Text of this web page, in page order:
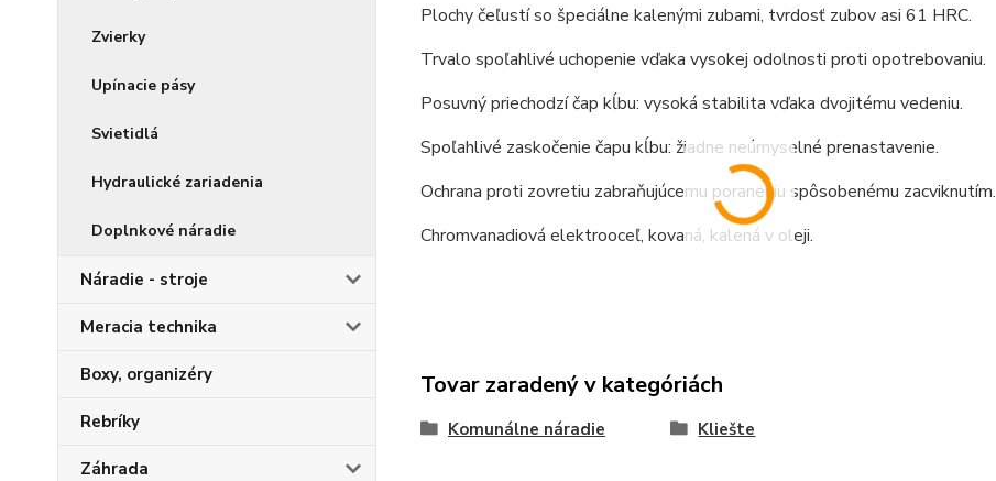
Zvierky
Upínacie pásy
Svietidlá
Hydraulické zariadenia
Doplnkové náradie
Náradie - stroje
Meracia technika
Boxy, organizéry
Rebríky
Záhrada
Plochy čeľustí so špeciálne kalenými zubami, tvrdosť zubov asi 61 HRC.
Trvalo spoľahlivé uchopenie vďaka vysokej odolnosti proti opotrebovaniu.
Posuvný priechodzí čap kĺbu: vysoká stabilita vďaka dvojitému vedeniu.
Spoľahlivé zaskočenie čapu kĺbu: žiadne neúmyselné prenastavenie.
Ochrana proti zovretiu zabraňujúcemu poraneniu spôsobenému zacviknutím.
Chromvanadiová elektrooceľ, kovaná, kalená v oleji.
Tovar zaradený v kategóriách
Komunálne náradie Kliešte